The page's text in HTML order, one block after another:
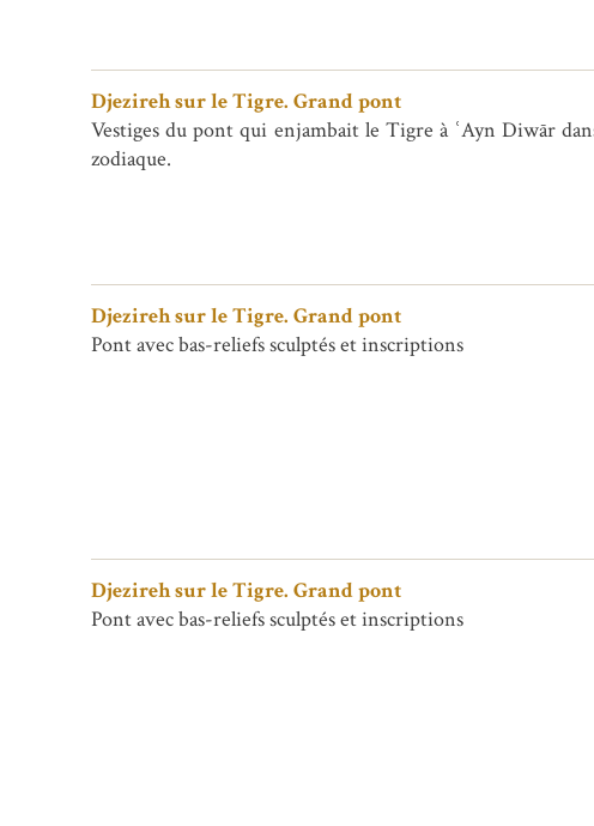
Djezireh sur le Tigre. Grand pont
Vestiges du pont qui enjambait le Tigre à ʿAyn Diwār
zodiaque.
Djezireh sur le Tigre. Grand pont
Pont avec bas-reliefs sculptés et inscriptions
Djezireh sur le Tigre. Grand pont
Pont avec bas-reliefs sculptés et inscriptions